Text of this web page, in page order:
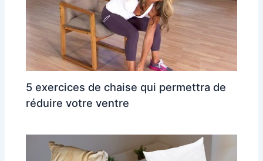
5 exercices de chaise qui permettra de
réduire votre ventre